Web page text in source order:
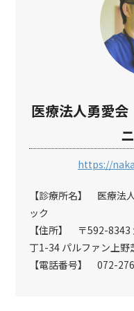
医療法人勇愛
https://
【診療所名】 医療法
ック
【住所】 〒592-8343
丁1-34 パルファン上野
【電話番号】 072-